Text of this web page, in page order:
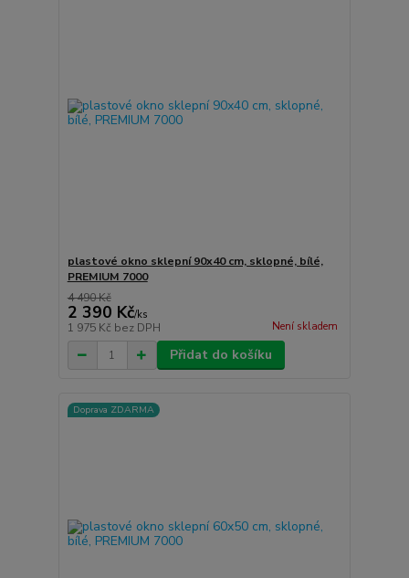
plastové okno sklepní 90x40 cm, sklopné, bílé,
PREMIUM 7000
4 490 Kč
2 390 Kč/ks
1 975 Kč bez DPH Není skladem
Přidat do košíku
Doprava ZDARMA